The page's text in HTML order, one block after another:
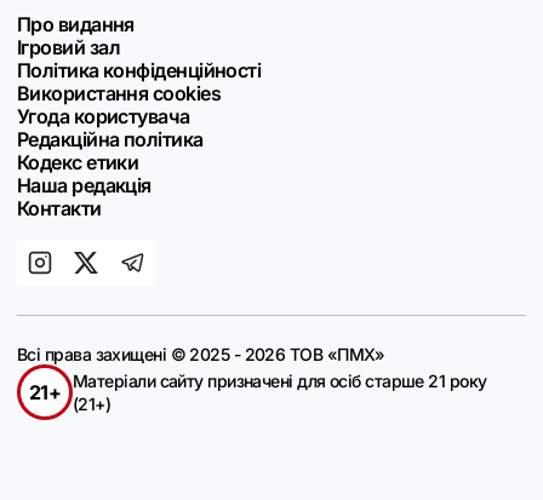
Про видання
Ігровий зал
Політика конфіденційності
Використання cookies
Угода користувача
Редакційна політика
Кодекс етики
Наша редакція
Контакти
Всі права захищені © 2025 - 2026 ТОВ «ПМХ»
21+
Матеріали сайту призначені для осіб старше 21 року
(21+)